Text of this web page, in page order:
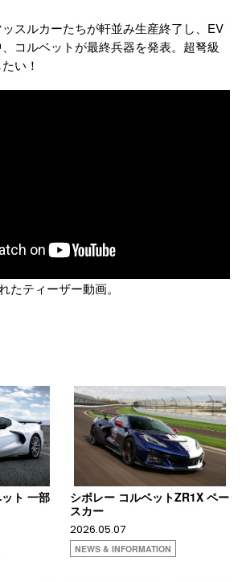
スルカーたちが軒並み生産終了し、EV
コルベットが最終兵器を発表。超弩級
い！
たティーザー動画。
ト 一部
シボレー コルベットZR1X ペー
スカー
2026.05.07
NEWS & INFORMATION